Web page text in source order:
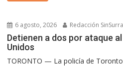
6 agosto, 2026 Redacción
Detienen a dos por ataque
Unidos
TORONTO — La policía de